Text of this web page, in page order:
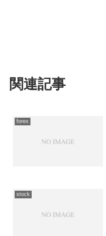
関連記事
forex
stock